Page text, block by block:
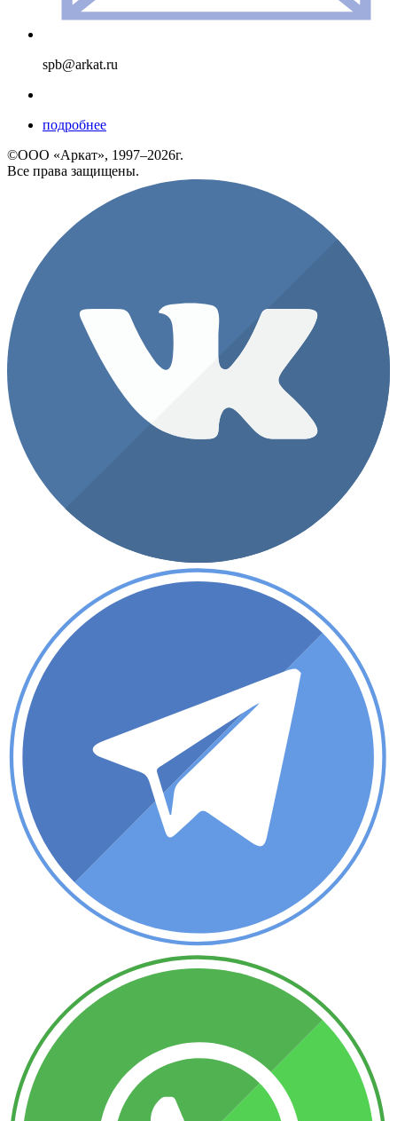
spb@arkat.ru
подробнее
©ООО «Аркат», 1997–2026г.
Все права защищены.